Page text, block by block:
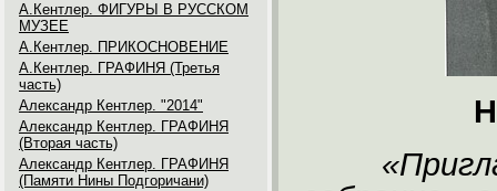
А.Кентлер. ФИГУРЫ В РУССКОМ
МУЗЕЕ
А.Кентлер. ПРИКОСНОВЕНИЕ
А.Кентлер. ГРАФИНЯ (Третья
часть)
Александр Кентлер. "2014"
Александр Кентлер. ГРАФИНЯ
(Вторая часть)
Александр Кентлер. ГРАФИНЯ
(Памяти Нины Подгоричани)